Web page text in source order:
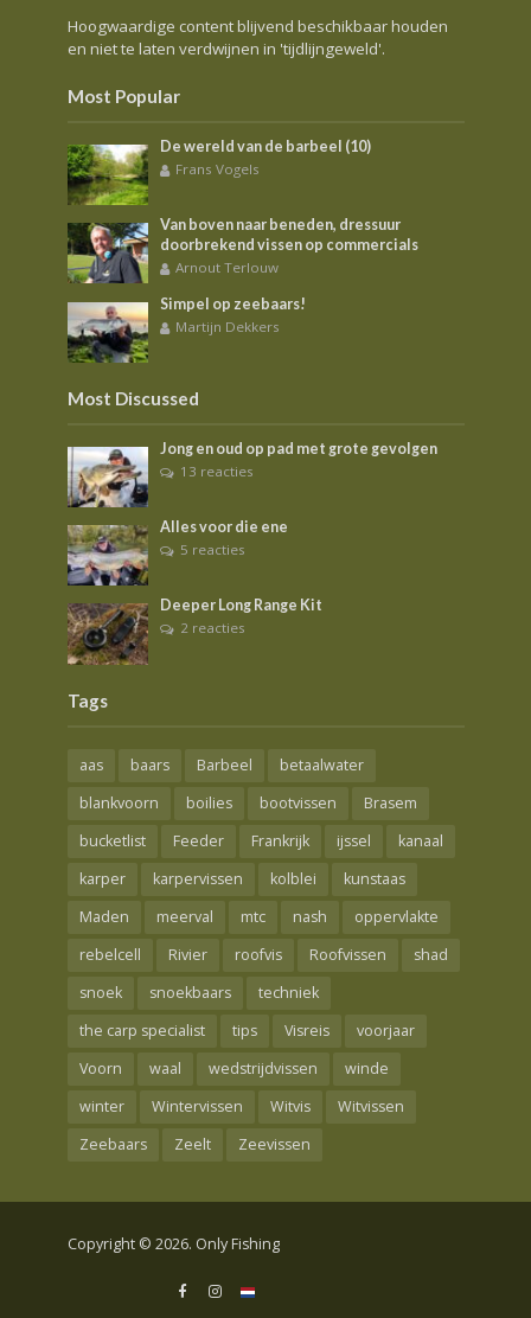
Hoogwaardige content blijvend beschikbaar houden
en niet te laten verdwijnen in 'tijdlijngeweld'.
Most Popular
De wereld van de barbeel (10)
Frans Vogels
Van boven naar beneden, dressuur
doorbrekend vissen op commercials
Arnout Terlouw
Simpel op zeebaars!
Martijn Dekkers
Most Discussed
Jong en oud op pad met grote gevolgen
13 reacties
Alles voor die ene
5 reacties
Deeper Long Range Kit
2 reacties
Tags
aas baars Barbeel
betaalwater
blankvoorn
boilies bootvissen
Brasem
bucketlist
Feeder Frankrijk ijssel
kanaal
karper
karpervissen kolblei
kunstaas
Maden
meerval mtc nash
oppervlakte
rebelcell
Rivier roofvis Roofvissen
shad
snoek
snoekbaars
techniek
the carp specialist
tips Visreis
voorjaar
Voorn
waal wedstrijdvissen
winde
winter
Wintervissen Witvis
Witvissen
Zeebaars
Zeelt Zeevissen
Copyright © 2026. Only Fishing